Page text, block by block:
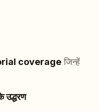
coverageजिन्हें
उद्धरण